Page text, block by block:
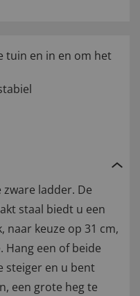
tuin en in en om het
ladder. De
staal biedt u een
naar keuze op 31 cm,
Hang een of beide
steiger en u bent
een grote heg te